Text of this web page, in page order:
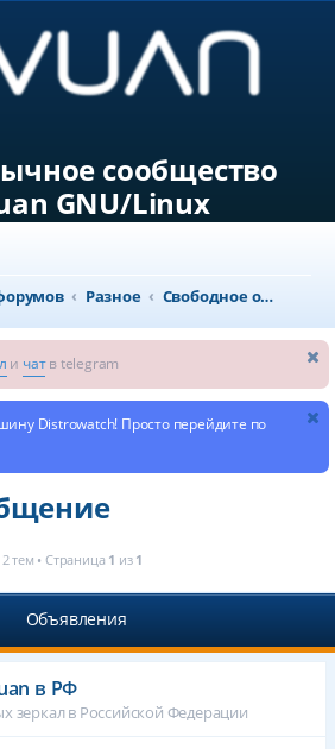
сообщество
GNU/Linux
Разное Свободное общение
и чатв telegram
Distrowatch! Просто перейдите по
тем • Страница 1 из 1
Объявления
в РФ
зеркал в Российской Федерации